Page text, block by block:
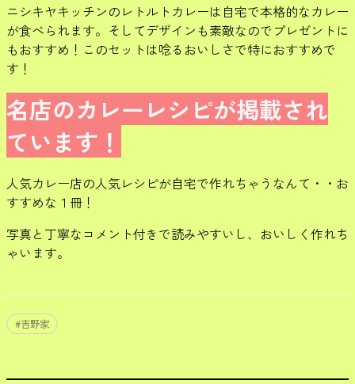
ニシキヤキッチンのレトルトカレーは自宅で本格的なカレー
が食べられます。そしてデザインも素敵なのでプレゼントに
もおすすめ！このセットは唸るおいしさで特におすすめで
す！
名店のカレーレシピが掲載され
ています！
人気カレー店の人気レシピが自宅で作れちゃうなんて・・お
すすめな１冊！
写真と丁寧なコメント付きで読みやすいし、おいしく作れち
ゃいます。
#吉野家